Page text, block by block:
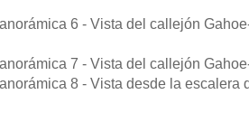
6 - Vista del callejón
7 - Vista del callejón
8 - Vista desde la escalera